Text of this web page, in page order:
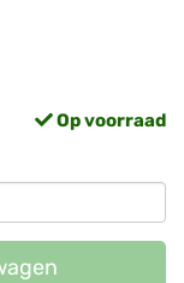
Op voorraad